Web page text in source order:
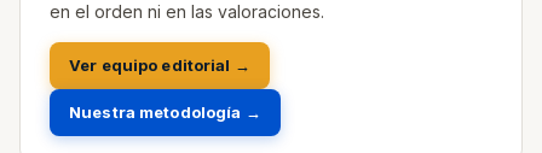
en el orden ni en las valoraciones.
Ver equipo editorial →
Nuestra metodología →